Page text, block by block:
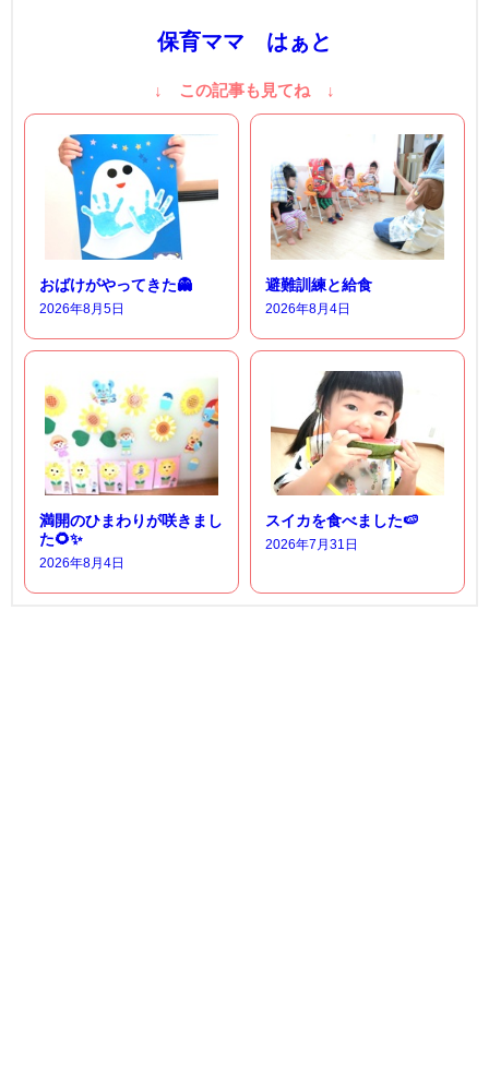
保育ママ はぁと
↓ この記事も見てね ↓
おばけがやってきた👻
2026年8月5日
避難訓練と給食
2026年8月4日
満開のひまわりが咲きまし
た🌻✨
2026年8月4日
スイカを食べました🍉
2026年7月31日